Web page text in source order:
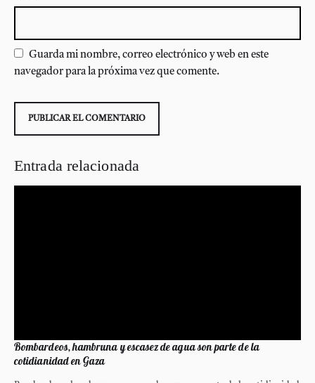
Guarda mi nombre, correo electrónico y web en este
navegador para la próxima vez que comente.
Entrada relacionada
Bombardeos, hambruna y escasez de agua son parte de la
cotidianidad en Gaza